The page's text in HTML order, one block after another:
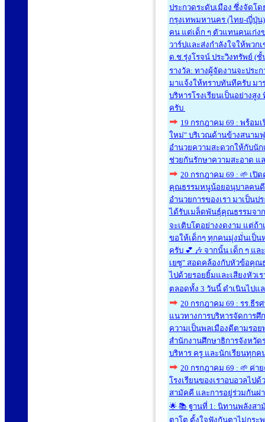
ประกวดระดับเมือง ซึ่งจัดโ
กรุงเทพมหานคร (ไทย-ญี่ปุ่น
คน แต่เด็ก ๆ ตัวแทนคนเก่ง
วาร์ปและส่งกำลังใจให้พวก
ด.ช.รุ่งโรจน์ ประวิงทรัพย์ (
รางวัล: ทางผู้จัดงานจะปร
มาแจ้งให้ทราบทันทีครับ ม
บริหารโรงเรียนเป็นอย่างสู
ครับ
19 กรกฎาคม 69 : พร้อม
ใหม่" บริเวณด้านข้างสนาม
อำนวยความสะดวกให้กับนั
ช่วยกันรักษาความสะอาด แ
20 กรกฎาคม 69 : 🌱 เ
คุณธรรมหนูน้อยอนุบาลคนดี
อำนวยการของเรา มาเป็น
ได้รับเมล็ดพันธุ์คุณธรรมจา
จะเติบโตอย่างงดงาม แต่ถ้
ขอให้เด็กๆ ทุกคนมุ่งมั่นเป็
ครับ 💕 🎶 จากนั้น เด็ก ๆ แ
เยซู" สอดคล้องกับหัวข้อคุณ
ไปด้วยรอยยิ้มและเสียงหัว
ตลอดทั้ง 3 วันนี้ ดำเนินไปแ
20 กรกฎาคม 69 : รร.ธีร
แนวทางการบริหารจัดการศึ
ความเป็นพลเมืองดีตามรอ
สำนักงานศึกษาธิการจังหวั
บริหาร ครู และนักเรียนทุก
20 กรกฎาคม 69 : 🌱 ค่
โรงเรียนของเราอบอวลไ
สามัคคี และการอยู่ร่วมกันผ่
🌟 📚 ฐานที่ 1: นิทานพลังส
ตาโต ตั้งใจฟังกันตาไม่กระ